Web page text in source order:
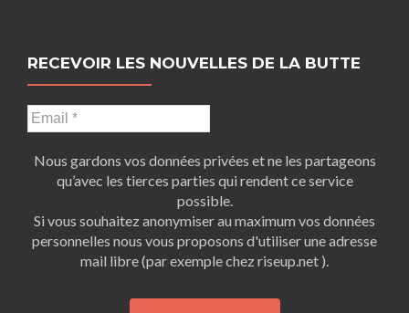
RECEVOIR LES NOUVELLES DE LA BUTTE
Nous gardons vos données privées et ne les partageons
qu’avec les tierces parties qui rendent ce service
possible.
Si vous souhaitez anonymiser au maximum vos données
personnelles nous vous proposons d'utiliser une adresse
mail libre (par exemple chez riseup.net ).